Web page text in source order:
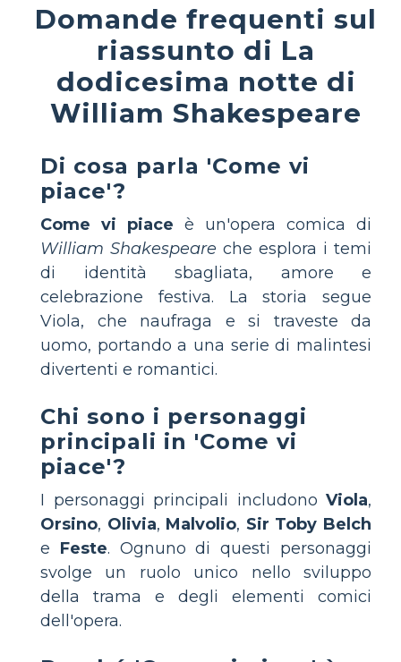
Domande frequenti sul
riassunto di La
dodicesima notte di
William Shakespeare
Di cosa parla 'Come vi
piace'?
Come vi piace è un'opera comica di
William Shakespeare che esplora i temi
di identità sbagliata, amore e
celebrazione festiva. La storia segue
Viola, che naufraga e si traveste da
uomo, portando a una serie di malintesi
divertenti e romantici.
Chi sono i personaggi
principali in 'Come vi
piace'?
I personaggi principali includono Viola,
Orsino, Olivia, Malvolio, Sir Toby Belch
e Feste. Ognuno di questi personaggi
svolge un ruolo unico nello sviluppo
della trama e degli elementi comici
dell'opera.